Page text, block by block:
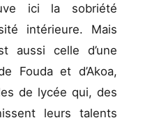
ici la sobriété
intérieure. Mais
aussi celle d’une
Fouda et d’Akoa,
de lycée qui, des
leurs talents